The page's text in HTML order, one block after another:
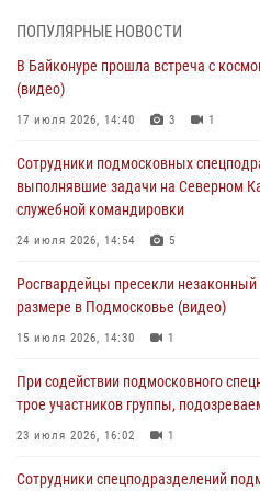
подозреваемые в организации
изготовлении поддельных
05 августа 2026, 15:48
Сотрудники спецподразделения
отработали навыки огневой
04 августа 2026, 12:21
сигналам «Тревога» с охраняемых
04 августа 2026, 12:15
(видео)
03 августа 2026, 15:32
ПОПУЛЯРНЫЕ НОВОСТИ
В Байконуре прошла встреча с
(видео)
17 июля 2026, 14:40 3 1
Сотрудники подмосковных
выполнявшие задачи на Северном
служебной командировки
24 июля 2026, 14:54 5
Росгвардейцы пресекли
размере в Подмосковье (видео)
15 июля 2026, 14:30 1
При содействии подмосковного
трое участников группы,
23 июля 2026, 16:02 1
Сотрудники спецподразделений